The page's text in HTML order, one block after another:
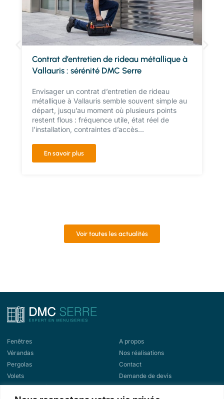
Contrat d’entretien de rideau métallique à
Vallauris : sérénité DMC Serre
Envisager un contrat d’entretien de rideau
métallique à Vallauris semble souvent simple au
départ, jusqu’au moment où plusieurs points
restent flous : fréquence utile, état réel de
l’installation, contraintes d’accès...
En savoir plus
Voir toutes les actualités
Fenêtres
Vérandas
Pergolas
Volets
Portes d'entrée
A propos
Nos réalisations
Contact
Demande de devis
Demande de rappel